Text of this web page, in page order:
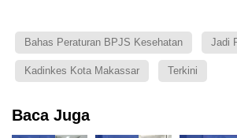
Bahas Peraturan BPJS Kesehatan Jadi
Kadinkes Kota Makassar Terkini
Baca Juga